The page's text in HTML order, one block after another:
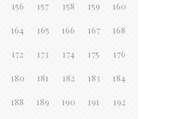
156 157 158 159 160
164 165 166 167 168
172 173 174 175 176
180 181 182 183 184
188 189 190 191 192